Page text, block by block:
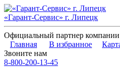
«Гарант-Сервис» г. Липецк
Официальный партнер
Главная
В избранное
Звоните нам
8-800-200-13-45